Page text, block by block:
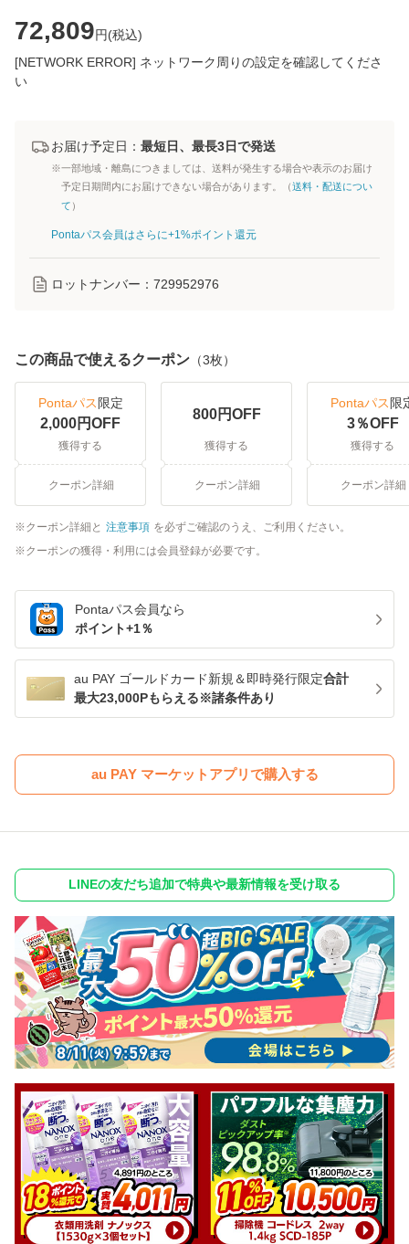
72,809円(税込)
[NETWORK ERROR] ネットワーク周りの設定を確認してくださ
い
お届け予定日： 最短日、最長3日で発送
※一部地域・離島につきましては、送料が発生する場合や表示のお届け
予定日期間内にお届けできない場合があります。（送料・配送につい
て ）
Pontaパス会員はさらに+1%ポイント還元
ロットナンバー： 729952976
この商品で使えるクーポン （3枚）
Pontaパス 限定
2,000円OFF
獲得する
クーポン詳細
800円OFF
獲得する
クーポン詳細
Pontaパス 限
3％OFF
獲得する
クーポン詳細
クーポン詳細と 注意事項 を必ずご確認のうえ、ご利用ください。
クーポンの獲得・利用には会員登録が必要です。
Pontaパス会員なら
ポイント+1％
au PAY ゴールドカード新規＆即時発行限定合計
最大23,000Pもらえる※諸条件あり
au PAY マーケットアプリで購入する
LINEの友だち追加で特典や最新情報を受け取る